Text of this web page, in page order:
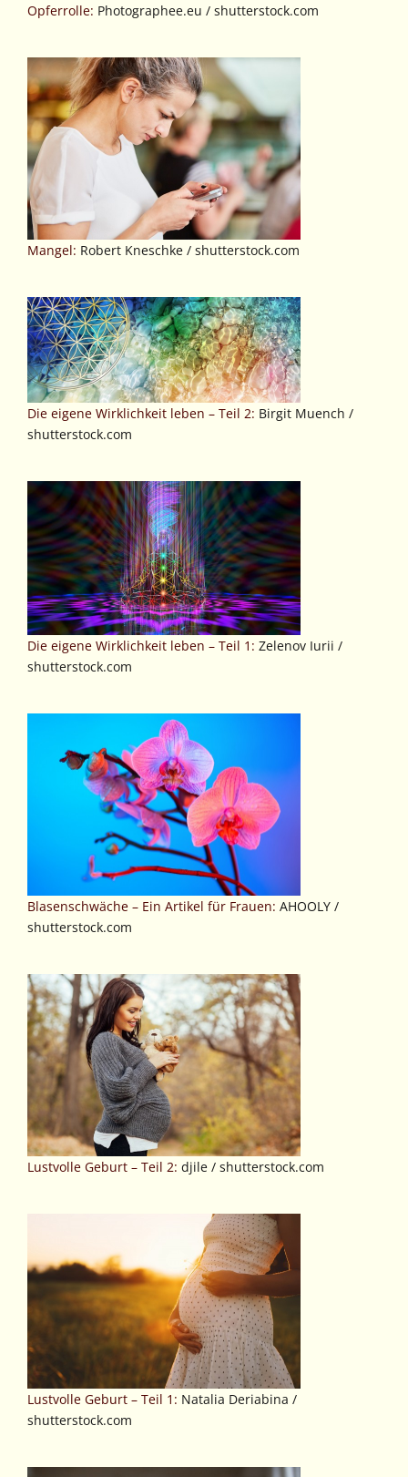
Opferrolle: Photographee.eu / shutterstock.com
Mangel: Robert Kneschke / shutterstock.com
Die eigene Wirklichkeit leben – Teil 2: Birgit Muench /
shutterstock.com
Die eigene Wirklichkeit leben – Teil 1: Zelenov Iurii /
shutterstock.com
Blasenschwäche – Ein Artikel für Frauen: AHOOLY /
shutterstock.com
Lustvolle Geburt – Teil 2: djile / shutterstock.com
Lustvolle Geburt – Teil 1: Natalia Deriabina /
shutterstock.com